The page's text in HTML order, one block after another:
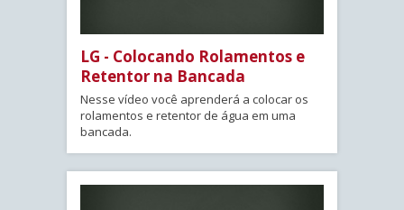
LG - Colocando Rolamentos e
Retentor na Bancada
Nesse vídeo você aprenderá a colocar os
rolamentos e retentor de água em uma
bancada.